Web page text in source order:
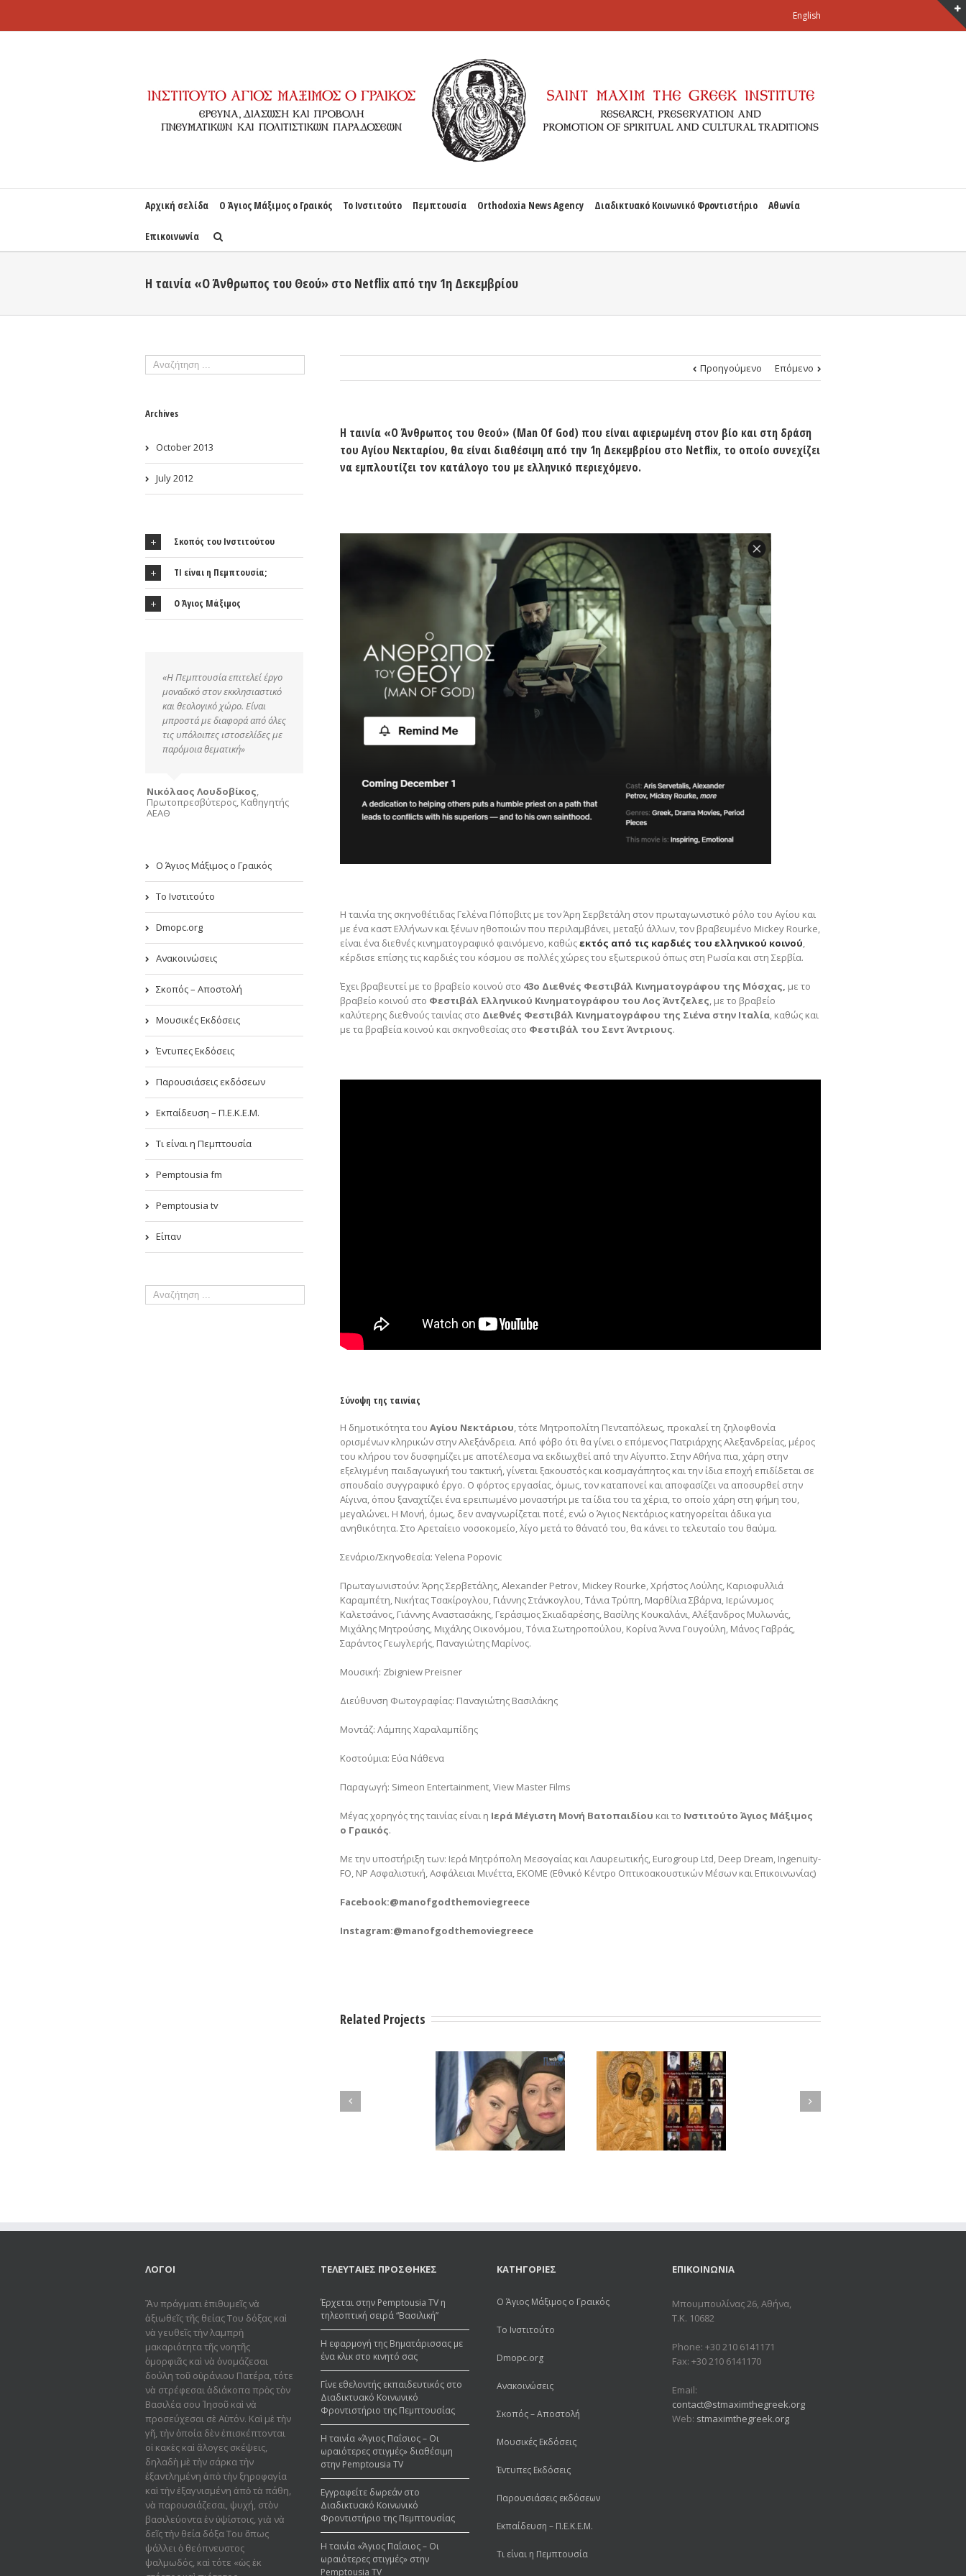
English
Αρχική σελίδα Ο Άγιος Μάξιμος ο Γραικός Το Ινστιτούτο Πεμπτουσία Orthodoxia News Agency Διαδικτυακό Κοινωνικό Φροντιστήριο Αθωνία
Επικοινωνία
Η ταινία «Ο Άνθρωπος του Θεού» στο Netflix από την 1η Δεκεμβρίου
Προηγούμενο Επόμενο
H ταινία «Ο Άνθρωπος του Θεού» (Man Of God) που είναι αφιερωμένη στον βίο και στη δράση
του Αγίου Νεκταρίου, θα είναι διαθέσιμη από την 1η Δεκεμβρίου στο Netflix, το οποίο συνεχίζει
να εμπλουτίζει τον κατάλογο του με ελληνικό περιεχόμενο.
Η ταινία της σκηνοθέτιδας Γελένα Πόποβιτς με τον Άρη Σερβετάλη στον πρωταγωνιστικό ρόλο του Αγίου και
με ένα καστ Ελλήνων και ξένων ηθοποιών που περιλαμβάνει, μεταξύ άλλων, τον βραβευμένο Mickey Rourke,
είναι ένα διεθνές κινηματογραφικό φαινόμενο, καθώςεκτός από τις καρδιές του ελληνικού κοινού,
κέρδισε επίσης τις καρδιές του κόσμου σε πολλές χώρες του εξωτερικού όπως στη Ρωσία και στη Σερβία.
Έχει βραβευτεί με το βραβείο κοινού στο 43ο Διεθνές Φεστιβάλ Κινηματογράφου της Μόσχας, με το
βραβείο κοινού στο Φεστιβάλ Ελληνικού Κινηματογράφου του Λος Άντζελες, με το βραβείο
καλύτερης διεθνούς ταινίας στο Διεθνές Φεστιβάλ Κινηματογράφου της Σιένα στην Ιταλία, καθώς και
με τα βραβεία κοινού και σκηνοθεσίας στο Φεστιβάλ του Σεντ Άντριους.
Σύνοψη της ταινίας
Η δημοτικότητα του Αγίου Νεκτάριου , τότε Μητροπολίτη Πενταπόλεως, προκαλεί τη ζηλοφθονία
ορισμένων κληρικών στην Αλεξάνδρεια. Από φόβο ότι θα γίνει ο επόμενος Πατριάρχης Αλεξανδρείας, μέρος
του κλήρου τον δυσφημίζει με αποτέλεσμα να εκδιωχθεί από την Αίγυπτο. Στην Αθήνα πια, χάρη στην
εξελιγμένη παιδαγωγική του τακτική, γίνεται ξακουστός και κοσμαγάπητος και την ίδια εποχή επιδίδεται σε
σπουδαίο συγγραφικό έργο. Ο φόρτος εργασίας, όμως, τον καταπονεί και αποφασίζει να αποσυρθεί στην
Αίγινα, όπου ξαναχτίζει ένα ερειπωμένο μοναστήρι με τα ίδια του τα χέρια, το οποίο χάρη στη φήμη του,
μεγαλώνει. Η Μονή, όμως, δεν αναγνωρίζεται ποτέ, ενώ ο Άγιος Νεκτάριος κατηγορείται άδικα για
ανηθικότητα. Στο Αρεταίειο νοσοκομείο, λίγο μετά το θάνατό του, θα κάνει το τελευταίο του θαύμα.
Σενάριο/Σκηνοθεσία: Yelena Popovic
Πρωταγωνιστούν: Άρης Σερβετάλης, Alexander Petrov, Mickey Rourke, Χρήστος Λούλης, Καριοφυλλιά
Καραμπέτη, Νικήτας Τσακίρογλου, Γιάννης Στάνκογλου, Τάνια Τρύπη, Μαρθίλια Σβάρνα, Ιερώνυμος
Καλετσάνος, Γιάννης Αναστασάκης, Γεράσιμος Σκιαδαρέσης, Βασίλης Κουκαλάνι, Αλέξανδρος Μυλωνάς,
Μιχάλης Μητρούσης, Μιχάλης Οικονόμου, Τόνια Σωτηροπούλου, Κορίνα Άννα Γουγούλη, Μάνος Γαβράς,
Σαράντος Γεωγλερής, Παναγιώτης Μαρίνος.
Μουσική: Zbigniew Preisner
Διεύθυνση Φωτογραφίας: Παναγιώτης Βασιλάκης
Μοντάζ: Λάμπης Χαραλαμπίδης
Κοστούμια: Εύα Νάθενα
Παραγωγή: Simeon Entertainment, View Master Films
Mέγας χορηγός της ταινίας είναι η Ιερά Μέγιστη Μονή Βατοπαιδίου και το Ινστιτούτο Άγιος Μάξιμος
ο Γραικός.
Mε την υποστήριξη των: Ιερά Μητρόπολη Μεσογαίας και Λαυρεωτικής, Eurogroup Ltd, Deep Dream, Ingenuity-
FO, NP Ασφαλιστική, Ασφάλειαι Μινέττα, ΕΚΟΜΕ (Εθνικό Κέντρο Οπτικοακουστικών Μέσων και Επικοινωνίας)
Facebook:@manofgodthemoviegreece
Instagram:@manofgodthemoviegreece
Related Projects
Archives
October 2013
July 2012
Σκοπός του Ινστιτούτου
ΤΙ είναι η Πεμπτουσία;
Ο Άγιος Μάξιμος
«Η Πεμπτουσία επιτελεί έργο
μοναδικό στον εκκλησιαστικό
και θεολογικό χώρο. Είναι
μπροστά με διαφορά από όλες
τις υπόλοιπες ιστοσελίδες με
παρόμοια θεματική»
Νικόλαος Λουδοβίκος,
Πρωτοπρεσβύτερος, Καθηγητής
ΑΕΑΘ
Ο Άγιος Μάξιμος ο Γραικός
Το Ινστιτούτο
Dmopc.org
Ανακοινώσεις
Σκοπός – Αποστολή
Μουσικές Εκδόσεις
Έντυπες Εκδόσεις
Παρουσιάσεις εκδόσεων
Εκπαίδευση – Π.Ε.Κ.Ε.Μ.
Τι είναι η Πεμπτουσία
Pemptousia fm
Pemptousia tv
Είπαν
ΛΟΓΟΙ
Ἂν πράγματι ἐπιθυμεῖς νὰ
ἀξιωθεῖς τῆς θείας Του δόξας καὶ
νὰ γευθεῖς τὴν λαμπρὴ
μακαριότητα τῆς νοητῆς
ὀμορφιᾶς καὶ νὰ ὀνομάζεσαι
δούλη τοῦ οὐράνιου Πατέρα, τότε
νὰ στρέφεσαι ἀδιάκοπα πρὸς τὸν
Βασιλέα σου Ἰησοῦ καὶ νὰ
προσεύχεσαι σὲ Αὐτόν. Καὶ μὲ τὴν
γῆ, τὴν ὁποία δὲν ἐπισκέπτονται
οἱ κακὲς καὶ ἄλογες σκέψεις,
δηλαδὴ μὲ τὴν σάρκα τὴν
ἐξαντλημένη ἀπὸ τὴν ξηροφαγία
καὶ τὴν ἐξαγνισμένη ἀπὸ τὰ πάθη,
νὰ παρουσιάζεσαι, ψυχή, στὸν
βασιλεύοντα ἐν ὑψίστοις, γιὰ νὰ
δεῖς τὴν θεία δόξα Του ὅπως
ψάλλει ὁ θεόπνευστος
ψαλμωδός, καὶ τότε «ὡς ἐκ
ΤΕΛΕΥΤΑΙΕΣ ΠΡΟΣΘΗΚΕΣ
Έρχεται στην Pemptousia TV η
τηλεοπτική σειρά “Βασιλική”
Η εφαρμογή της Βηματάρισσας με
ένα κλικ στο κινητό σας
Γίνε εθελοντής εκπαιδευτικός στο
Διαδικτυακό Κοινωνικό
Φροντιστήριο της Πεμπτουσίας
Η ταινία «Άγιος Παΐσιος – Οι
ωραιότερες στιγμές» διαθέσιμη
στην Pemptousia TV
Εγγραφείτε δωρεάν στο
Διαδικτυακό Κοινωνικό
Φροντιστήριο της Πεμπτουσίας
Η ταινία «Άγιος Παΐσιος – Οι
ωραιότερες στιγμές» στην
Pemptousia TV
ΚΑΤΗΓΟΡΙΕΣ
Ο Άγιος Μάξιμος ο Γραικός
Το Ινστιτούτο
Dmopc.org
Ανακοινώσεις
Σκοπός – Αποστολή
Μουσικές Εκδόσεις
Έντυπες Εκδόσεις
Παρουσιάσεις εκδόσεων
Εκπαίδευση – Π.Ε.Κ.Ε.Μ.
Τι είναι η Πεμπτουσία
ΕΠΙΚΟΙΝΩΝΙΑ
Μπουμπουλίνας 26, Αθήνα,
Τ.Κ. 10682
Phone: +30 210 6141171
Fax: +30 210 6141170
Email:
contact@stmaximthegreek.org
Web: stmaximthegreek.org